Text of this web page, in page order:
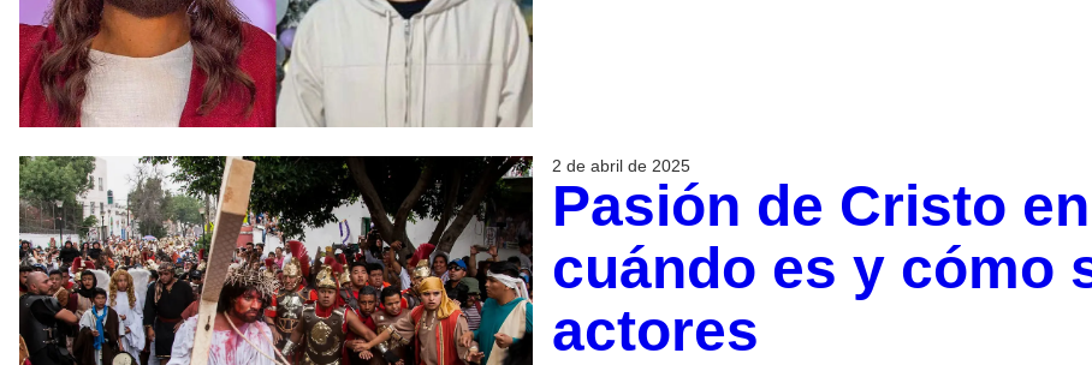
2 de abril de 2025
Pasión de Cristo
cuándo es y cómo
actores